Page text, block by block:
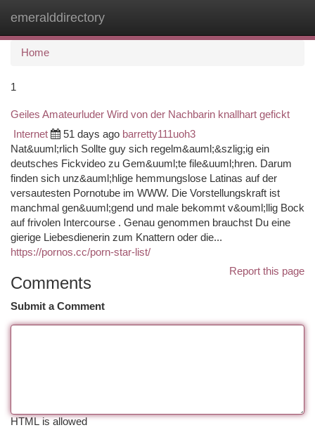
emeralddirectory
Home
1
Geiles Amateurluder Wird von der Nachbarin knallhart gefickt
Internet 51 days ago barretty111uoh3
Nat&uuml;rlich Sollte guy sich regelm&auml;&szlig;ig ein
deutsches Fickvideo zu Gem&uuml;te file&uuml;hren. Darum
finden sich unz&auml;hlige hemmungslose Latinas auf der
versautesten Pornotube im WWW. Die Vorstellungskraft ist
manchmal gen&uuml;gend und male bekommt v&ouml;llig Bock
auf frivolen Intercourse . Genau genommen brauchst Du eine
gierige Liebesdienerin zum Knattern oder die...
https://pornos.cc/porn-star-list/
Report this page
Comments
Submit a Comment
HTML is allowed